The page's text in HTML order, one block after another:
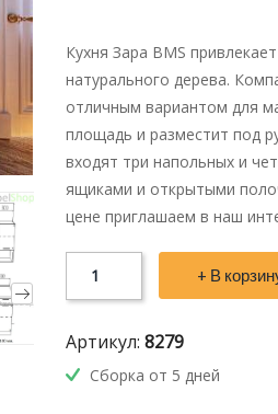
Кухня Зара BMS
натурального дерева.
отличным вариантом для
площадь и разместит под
входят три напольных и
ящиками и открытыми
цене приглашаем в наш
+ В
Артикул: 8279
Сборка от 5 дней